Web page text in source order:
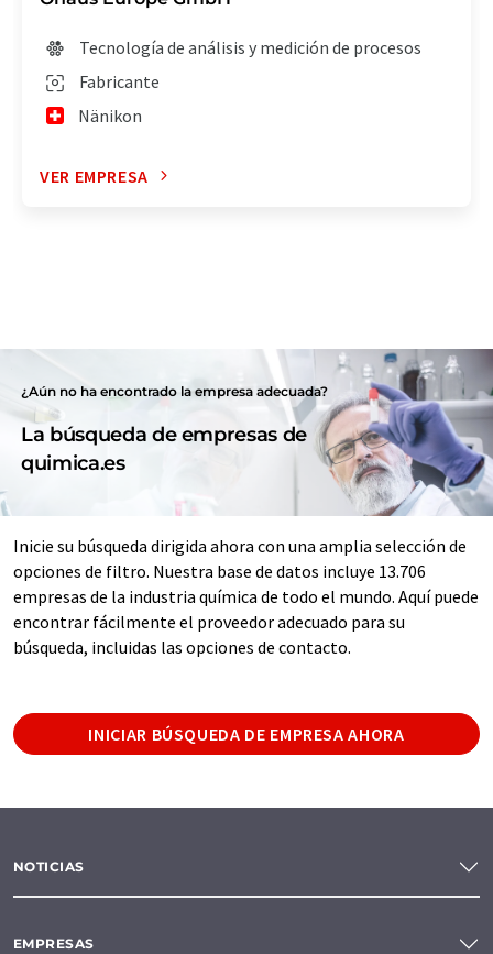
Tecnología de análisis y medición de procesos
Fabricante
Nänikon
VER EMPRESA
¿Aún no ha encontrado la empresa adecuada?
La búsqueda de empresas de
quimica.es
Inicie su búsqueda dirigida ahora con una amplia selección de
opciones de filtro. Nuestra base de datos incluye 13.706
empresas de la industria química de todo el mundo. Aquí puede
encontrar fácilmente el proveedor adecuado para su
búsqueda, incluidas las opciones de contacto.
INICIAR BÚSQUEDA DE EMPRESA AHORA
NOTICIAS
EMPRESAS